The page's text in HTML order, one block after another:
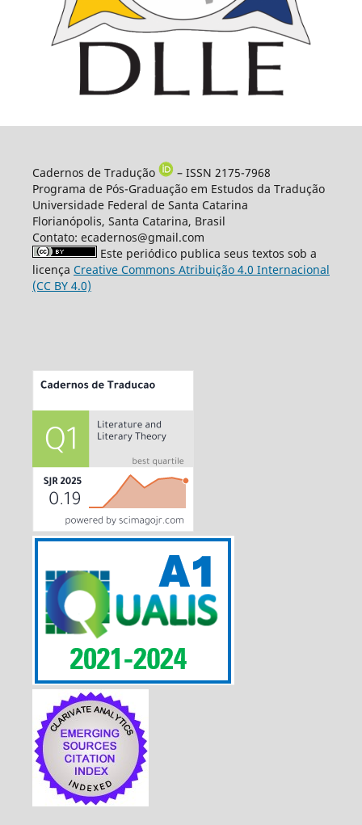
Cadernos de Tradução
– ISSN 2175-7968
Programa de Pós-Graduação em Estudos da Tradução
Universidade Federal de Santa Catarina
Florianópolis, Santa Catarina, Brasil
Contato: ecadernos@gmail.com
Este periódico publica seus textos sob a
licença Creative Commons Atribuição 4.0 Internacional
(CC BY 4.0)